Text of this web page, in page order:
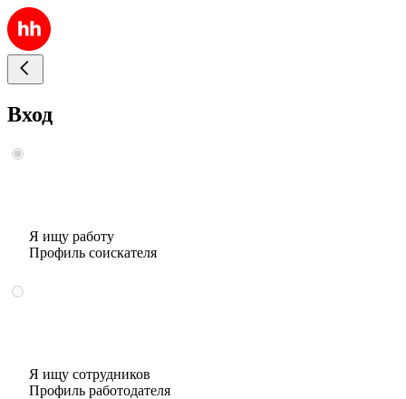
Вход
Я ищу работу
Профиль соискателя
Я ищу сотрудников
Профиль работодателя